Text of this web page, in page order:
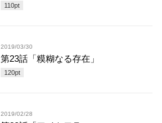
110pt
2019/03/30
第23話「糢糊なる存在」
120pt
2019/02/28